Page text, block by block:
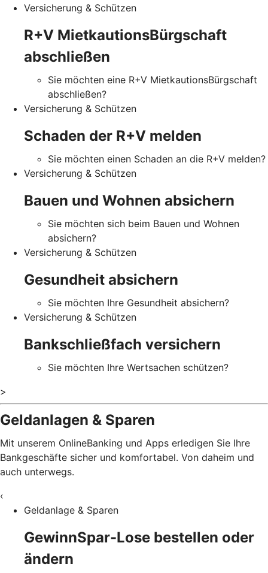
Versicherung & Schützen
R+V MietkautionsBürgschaft
abschließen
Sie möchten eine R+V MietkautionsBürgschaft
abschließen?
Versicherung & Schützen
Schaden der R+V melden
Sie möchten einen Schaden an die R+V melden?
Versicherung & Schützen
Bauen und Wohnen absichern
Sie möchten sich beim Bauen und Wohnen
absichern?
Versicherung & Schützen
Gesundheit absichern
Sie möchten Ihre Gesundheit absichern?
Versicherung & Schützen
Bankschließfach versichern
Sie möchten Ihre Wertsachen schützen?
>
Geldanlagen & Sparen
Mit unserem OnlineBanking und Apps erledigen Sie Ihre
Bankgeschäfte sicher und komfortabel. Von daheim und
auch unterwegs.
‹
Geldanlage & Sparen
GewinnSpar-Lose bestellen oder
ändern